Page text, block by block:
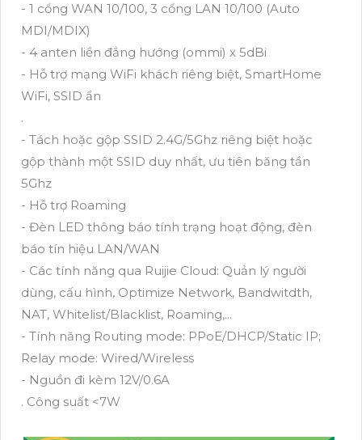
- 1 cổng WAN 10/100, 3 cổng LAN 10/100 (Auto
MDI/MDIX)
- 4 anten liền đẳng hướng (ommi) x 5dBi
- Hỗ trợ mạng WiFi khách riêng biệt, SmartHome
WiFi, SSID ẩn
.
- Tách hoặc gộp SSID 2.4G/5Ghz riêng biệt hoặc
gộp thành một SSID duy nhất, ưu tiên băng tần
5Ghz
- Hỗ trợ Roaming
- Đèn LED thông báo tính trạng hoạt động, đèn
báo tín hiệu LAN/WAN
- Các tính năng qua Ruijie Cloud: Quản lý người
dùng, cấu hình, Optimize Network, Bandwitdth,
NAT, Whitelist/Blacklist, Roaming,...
- Tính năng Routing mode: PPoE/DHCP/Static IP;
Relay mode: Wired/Wireless
- Nguồn đi kèm 12V/0.6A
. Công suất <7W